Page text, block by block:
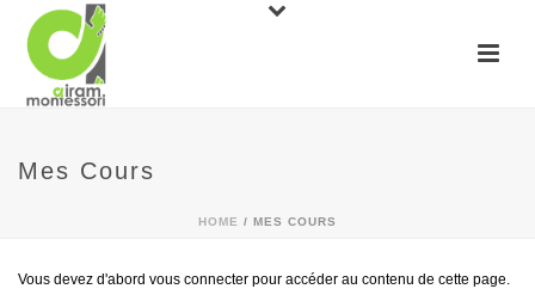
Mes Cours
HOME / MES COURS
Vous devez d'abord vous connecter pour accéder au contenu de cette page.